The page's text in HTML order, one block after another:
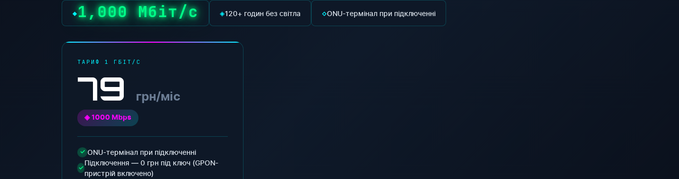
◆1,000 Мбіт/с ◈120+ годин без світла ◇ONU-термінал при підключенні
ТАРИФ 1 ГБІТ/С
79 грн/міс
◈ 1000 Mbps
✓ ONU-термінал при підключенні
✓
Підключення — 0 грн під ключ (GPON-
пристрій включено)